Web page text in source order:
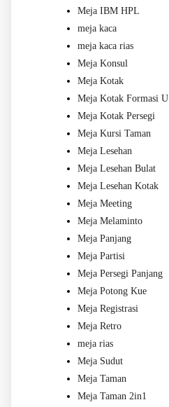
Meja IBM HPL
meja kaca
meja kaca rias
Meja Konsul
Meja Kotak
Meja Kotak Formasi U
Meja Kotak Persegi
Meja Kursi Taman
Meja Lesehan
Meja Lesehan Bulat
Meja Lesehan Kotak
Meja Meeting
Meja Melaminto
Meja Panjang
Meja Partisi
Meja Persegi Panjang
Meja Potong Kue
Meja Registrasi
Meja Retro
meja rias
Meja Sudut
Meja Taman
Meja Taman 2in1